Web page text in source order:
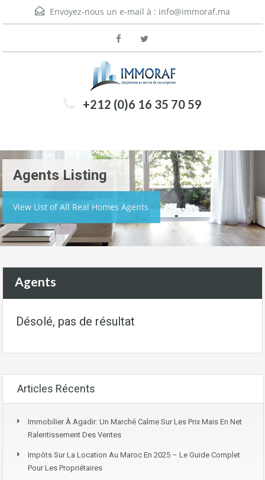
Envoyez-nous un e-mail à : info@immoraf.ma
+212 (0)6 16 35 70 59
Agents Listing
View List of All Real Homes Agents
Agents
Désolé, pas de résultat
Articles Récents
Immobilier À Agadir: Un Marché Calme Sur Les Prix Mais En Net
Ralentissement Des Ventes
Impôts Sur La Location Au Maroc En 2025 – Le Guide Complet
Pour Les Propriétaires